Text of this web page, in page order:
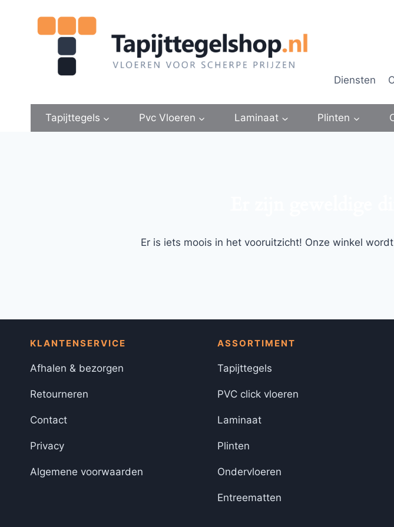
Diensten
Tapijttegels Pvc Vloeren Laminaat Plinten
Er is iets moois in het vooruitzicht! Onze winkel
KLANTENSERVICE
Afhalen & bezorgen
Retourneren
Contact
Privacy
Algemene voorwaarden
ASSORTIMENT
Tapijttegels
PVC click vloeren
Laminaat
Plinten
Ondervloeren
Entreematten